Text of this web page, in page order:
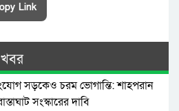
Link
সড়কেও চরম ভোগান্তি: শাহপরান
সংস্কারের দাবি